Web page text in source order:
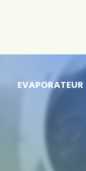
EVAPORATEUR